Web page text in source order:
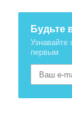
Будьте
Узнавайте
первым